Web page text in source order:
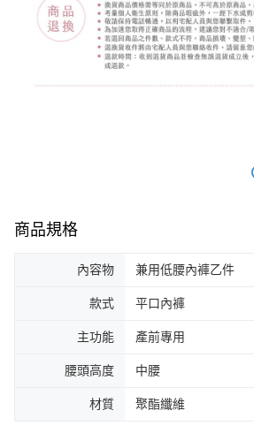
商品規格
內容物 兼用低腰內褲乙件
款式 平口內褲
主功能 產前專用
腰頭高度 中腰
材質 聚酯纖維